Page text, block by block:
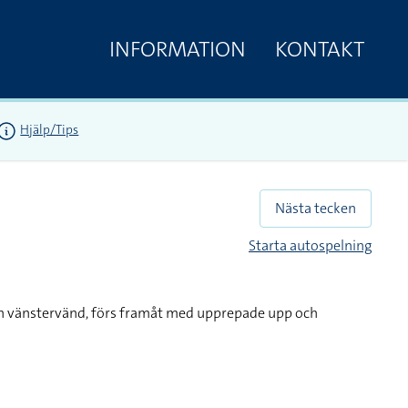
INFORMATION KONTAKT
Hjälp/Tips
Nästa tecken
Starta autospelning
förs framåt med upprepade upp och